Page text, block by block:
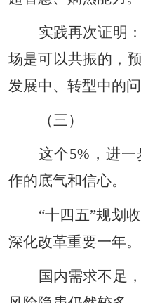
实践再次证明
场是可以共振的，
发展中、转型中的
（三）
这个5%，进
作的底气和信心。
“十四五”规划
深化改革重要一年。
国内需求不足